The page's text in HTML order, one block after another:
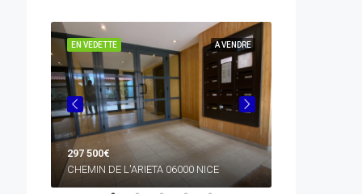
A VENDRE
EN VEDETTE
297 500€
CHEMIN DE L'ARIETA 06000 NICE